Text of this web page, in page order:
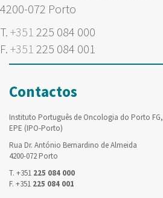
4200-072 Porto
T. +351 225 084 000
F. +351 225 084 001
Contactos
Instituto Português de Oncologia do Porto FG,
EPE (IPO-Porto)
Rua Dr. António Bernardino de Almeida
4200-072 Porto
T. +351 225 084 000
F. +351 225 084 001